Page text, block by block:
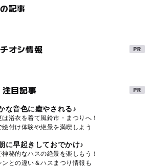
記事
オシ情報
目記事
な音色に癒やされる♪
は浴衣を着て風鈴市・まつりへ！
絵付け体験や絶景を満喫しよう
に早起きしておでかけ♪
神秘的なハスの絶景を楽しもう！
ンとの違い＆ハスまつり情報も